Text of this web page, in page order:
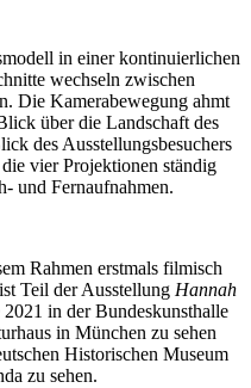
in einer kontinuierlichen
wechseln zwischen
Die Kamerabewegung ahmt
über die Landschaft des
des Ausstellungsbesuchers
vier Projektionen ständig
und Fernaufnahmen.
Rahmen erstmals filmisch
Teil der Ausstellung Hannah
2021 in der Bundeskunsthalle
in München zu sehen
Historischen Museum
zu sehen.